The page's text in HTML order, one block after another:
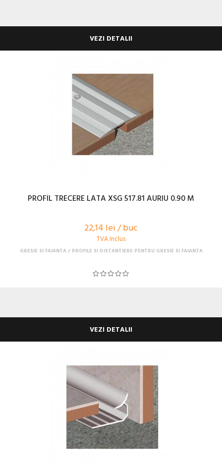
VEZI DETALII
PROFIL TRECERE LATA XSG 517.81 AURIU 0.90 M
22,14 lei / buc
TVA Inclus
GRESIE SI FAIANTA PROFILE SI DISTANTIERE PENTRU GRESIE SI FAIANTA
VEZI DETALII